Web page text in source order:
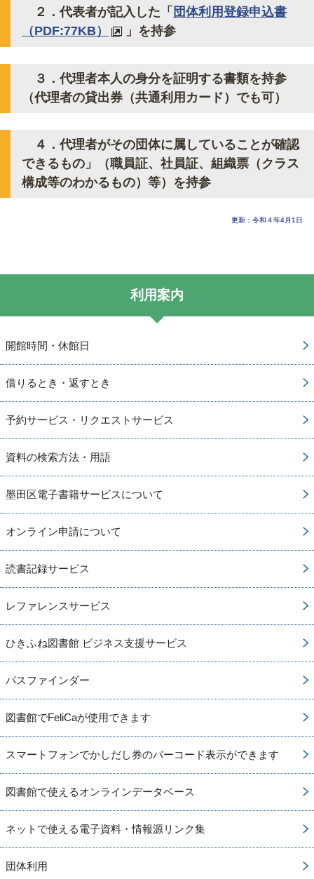
２．代表者が記入した「 団体利用登録申込書
（PDF:77KB）
」を持参
３．代理者本人の身分を証明する書類を持参
（代理者の貸出券（共通利用カード）でも可）
４．代理者がその団体に属していることが確認
できるもの」（職員証、社員証、組織票（クラス
構成等のわかるもの）等）を持参
更新：令和４年4月1日
利用案内
開館時間・休館日
借りるとき・返すとき
予約サービス・リクエストサービス
資料の検索方法・用語
墨田区電子書籍サービスについて
オンライン申請について
読書記録サービス
レファレンスサービス
ひきふね図書館 ビジネス支援サービス
パスファインダー
図書館でFeliCaが使用できます
スマートフォンでかしだし券のバーコード表示ができます
図書館で使えるオンラインデータベース
ネットで使える電子資料・情報源リンク集
団体利用